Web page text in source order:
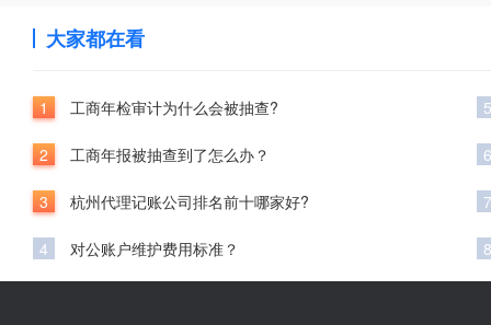
大家都在看
1 工商年检审计为什么会被抽查?
2 工商年报被抽查到了怎么办？
3 杭州代理记账公司排名前十哪家好?
4 对公账户维护费用标准？
5
6
7
8